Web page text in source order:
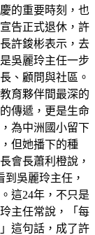
的重要時刻，也
告正式退休，許
許鋑彬表示，去
吳麗玲主任一步
、顧問與社區。
育夥伴間最深的
傳遞，更是生命
為中洲國小留下
但她播下的種
會長蕭利橙說，
吳麗玲主任，
這24年，不只是
主任常說，「每
這句話，成了許